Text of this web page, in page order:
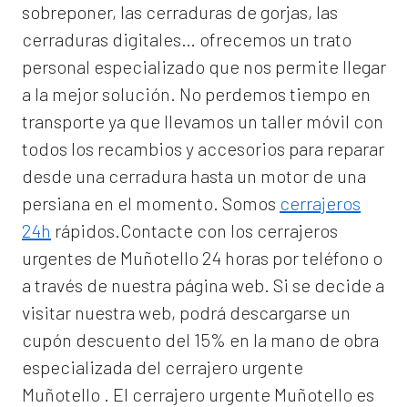
sobreponer, las cerraduras de gorjas, las
cerraduras digitales… ofrecemos un trato
personal especializado que nos permite llegar
a la mejor solución. No perdemos tiempo en
transporte ya que llevamos un taller móvil con
todos los recambios y accesorios para reparar
desde una cerradura hasta un motor de una
persiana en el momento. Somos cerrajeros
24h rápidos.Contacte con los cerrajeros
urgentes de Muñotello 24 horas por teléfono o
a través de nuestra página web. Si se decide a
visitar nuestra web, podrá descargarse un
cupón descuento del 15% en la mano de obra
especializada del cerrajero urgente
Muñotello . El cerrajero urgente Muñotello es